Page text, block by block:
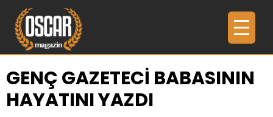
GENÇ GAZETECİ BABASININ
HAYATINI YAZDI